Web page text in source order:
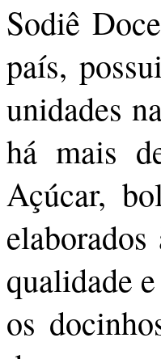
Sodiê
país,
unidades
há mais
Açúcar,
qualidade
os